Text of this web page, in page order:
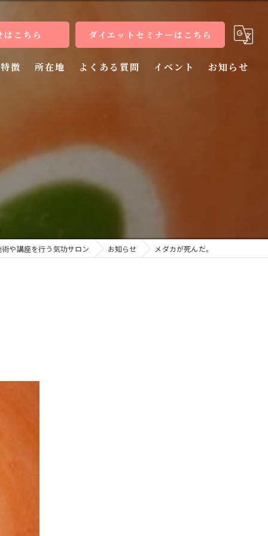
はこちら ダイエットセミナーはこちら
特徴
教室
整体
所在地 よくある質問 イベント お知らせ
や講座を行う気功サロン お知らせ メダカが死んだ。